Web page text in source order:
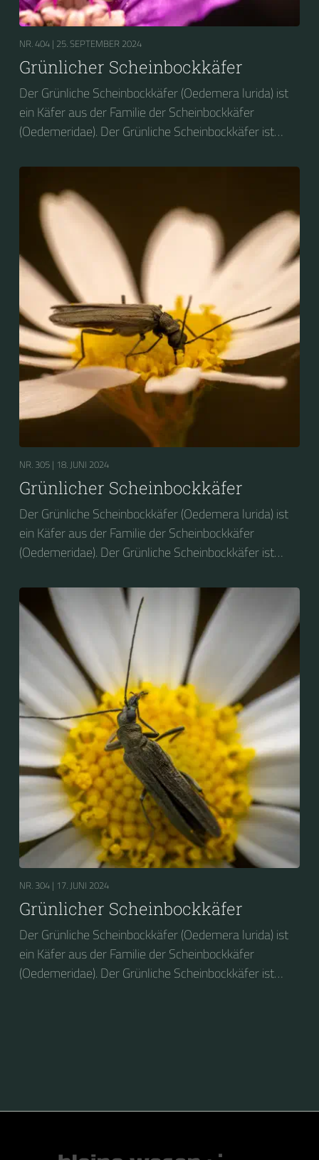
NR. 404 | 25. SEPTEMBER 2024
Grünlicher Scheinbockkäfer
Der Grünliche Scheinbockkäfer (Oedemera lurida) ist
ein Käfer aus der Familie der Scheinbockkäfer
(Oedemeridae). Der Grünliche Scheinbockkäfer ist
Scheinbockkäfer (Oedemera nobilis).
NR. 305 | 18. JUNI 2024
Grünlicher Scheinbockkäfer
Der Grünliche Scheinbockkäfer (Oedemera lurida) ist
ein Käfer aus der Familie der Scheinbockkäfer
(Oedemeridae). Der Grünliche Scheinbockkäfer ist
Scheinbockkäfer (Oedemera nobilis).
NR. 304 | 17. JUNI 2024
Grünlicher Scheinbockkäfer
Der Grünliche Scheinbockkäfer (Oedemera lurida) ist
ein Käfer aus der Familie der Scheinbockkäfer
(Oedemeridae). Der Grünliche Scheinbockkäfer ist